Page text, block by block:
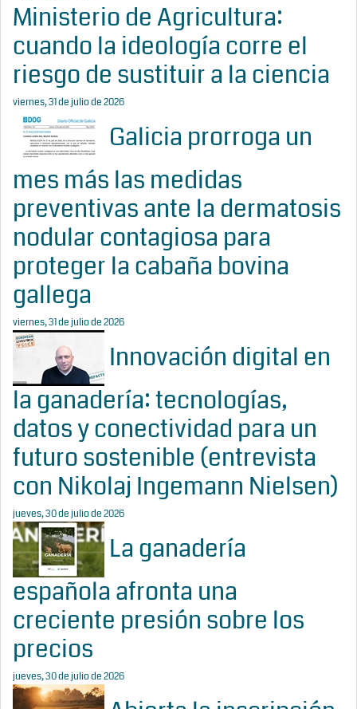
Ministerio de Agricultura:
cuando la ideología corre el
riesgo de sustituir a la ciencia
viernes, 31 de julio de 2026
Galicia prorroga un
mes más las medidas
preventivas ante la dermatosis
nodular contagiosa para
proteger la cabaña bovina
gallega
viernes, 31 de julio de 2026
Innovación digital en
la ganadería: tecnologías,
datos y conectividad para un
futuro sostenible (entrevista
con Nikolaj Ingemann Nielsen)
jueves, 30 de julio de 2026
La ganadería
española afronta una
creciente presión sobre los
precios
jueves, 30 de julio de 2026